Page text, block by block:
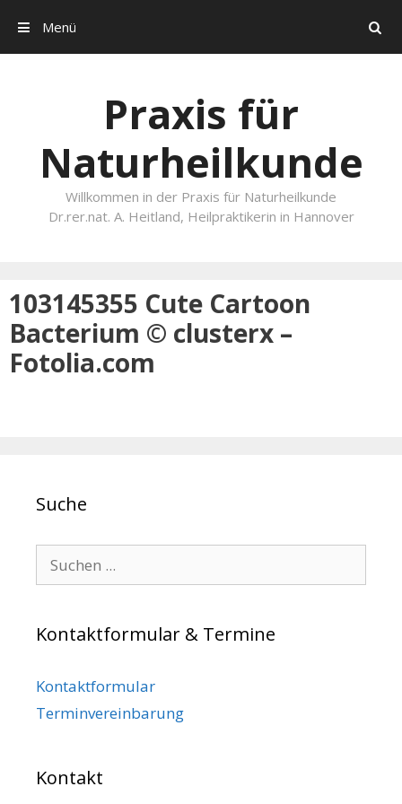
Search
Menü
Praxis für
Naturheilkunde
Willkommen in der Praxis für Naturheilkunde
Dr.rer.nat. A. Heitland, Heilpraktikerin in Hannover
103145355 Cute Cartoon
Bacterium © clusterx –
Fotolia.com
Suche
Search for:
Kontaktformular & Termine
Kontaktformular
Terminvereinbarung
Kontakt